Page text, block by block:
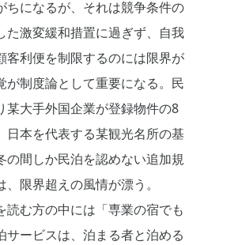
ちになるが、それは競争条件の
た激変緩和措置に過ぎず、自我
客利便を制限するのには限界が
が制度論として重要になる。民
某大手外国企業が登録物件の8
日本を代表する某観光名所の基
の間しか民泊を認めない追加規
限界超えの風情が漂う。
読む方の中には「専業の宿でも
サービスは、泊まる者と泊める